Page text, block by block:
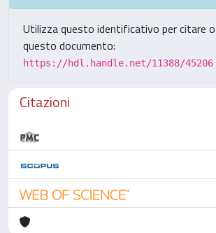
Utilizza questo identificativo per citare o
questo documento:
https://hdl.handle.net/11388/45206
Citazioni